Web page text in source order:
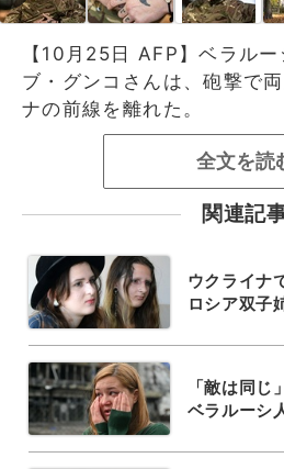
【10月25日 AFP】ベラル
ブ・グンコさんは、砲撃で
ナの前線を離れた。
全文を読
関連記
ウクライナ
ロシア双子
「敵は同
ベラルーシ